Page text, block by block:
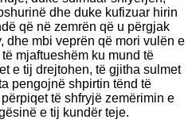
dhe duke kufizuar hirin
që në zemrën që u përgjak
dhe mbi veprën që mori vulën e
mjaftueshëm ku mund të
e tij drejtohen, të gjitha sulmet
pengojnë shpirtin tënd të
të shfryjë zemërimin e
e tij kundër teje.